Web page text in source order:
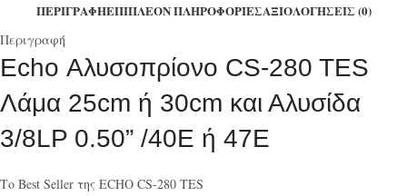
ΠΕΡΙΓΡΑΦΉΕΠΙΠΛΈΟΝ ΠΛΗΡΟΦΟΡΊΕΣΑΞΙΟΛΟΓΉΣΕΙΣ (0)
Περιγραφή
Echo Αλυσοπρίονο CS-280 TES
Λάμα 25cm ή 30cm και Αλυσίδα
3/8LP 0.50” /40E ή 47E
Το Best Seller της ECHO CS-280 TES